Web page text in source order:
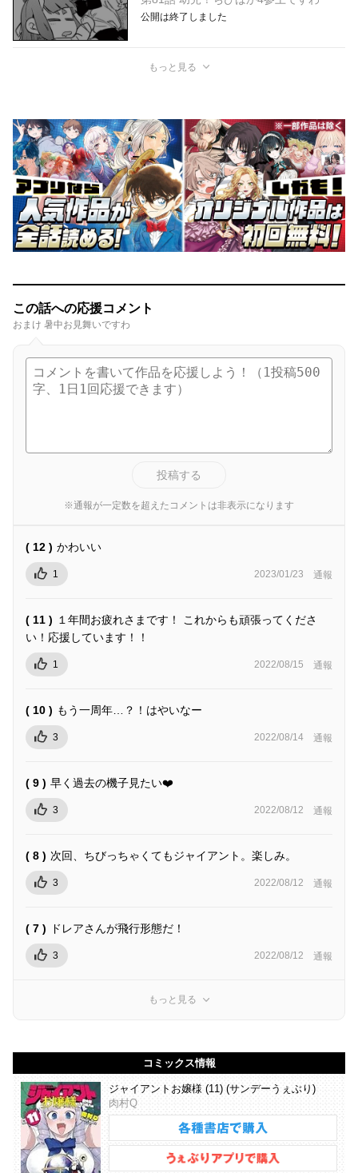
公開は終了しました
もっと見る
この話への応援コメント
おまけ 暑中お見舞いですわ
投稿する
※通報が一定数を超えたコメントは非表示になります
( 12 ) かわいい
1 2023/01/23 通報
( 11 ) １年間お疲れさまです！ これからも頑張ってくださ
い！応援しています！！
1 2022/08/15 通報
( 10 ) もう一周年…？！はやいなー
3 2022/08/14 通報
( 9 ) 早く過去の機子見たい❤️
3 2022/08/12 通報
( 8 ) 次回、ちびっちゃくてもジャイアント。楽しみ。
3 2022/08/12 通報
( 7 ) ドレアさんが飛行形態だ！
3 2022/08/12 通報
もっと見る
コミックス情報
ジャイアントお嬢様 (11) (サンデーうぇぶり)
肉村Q